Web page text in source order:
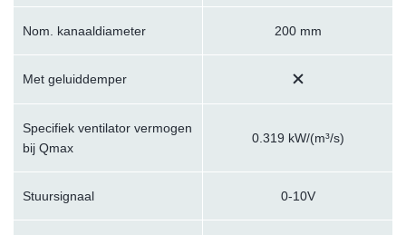
Nom. kanaaldiameter 200 mm
Met geluiddemper
Specifiek ventilator vermogen
bij Qmax
0.319 kW/(m³/s)
Stuursignaal 0-10V